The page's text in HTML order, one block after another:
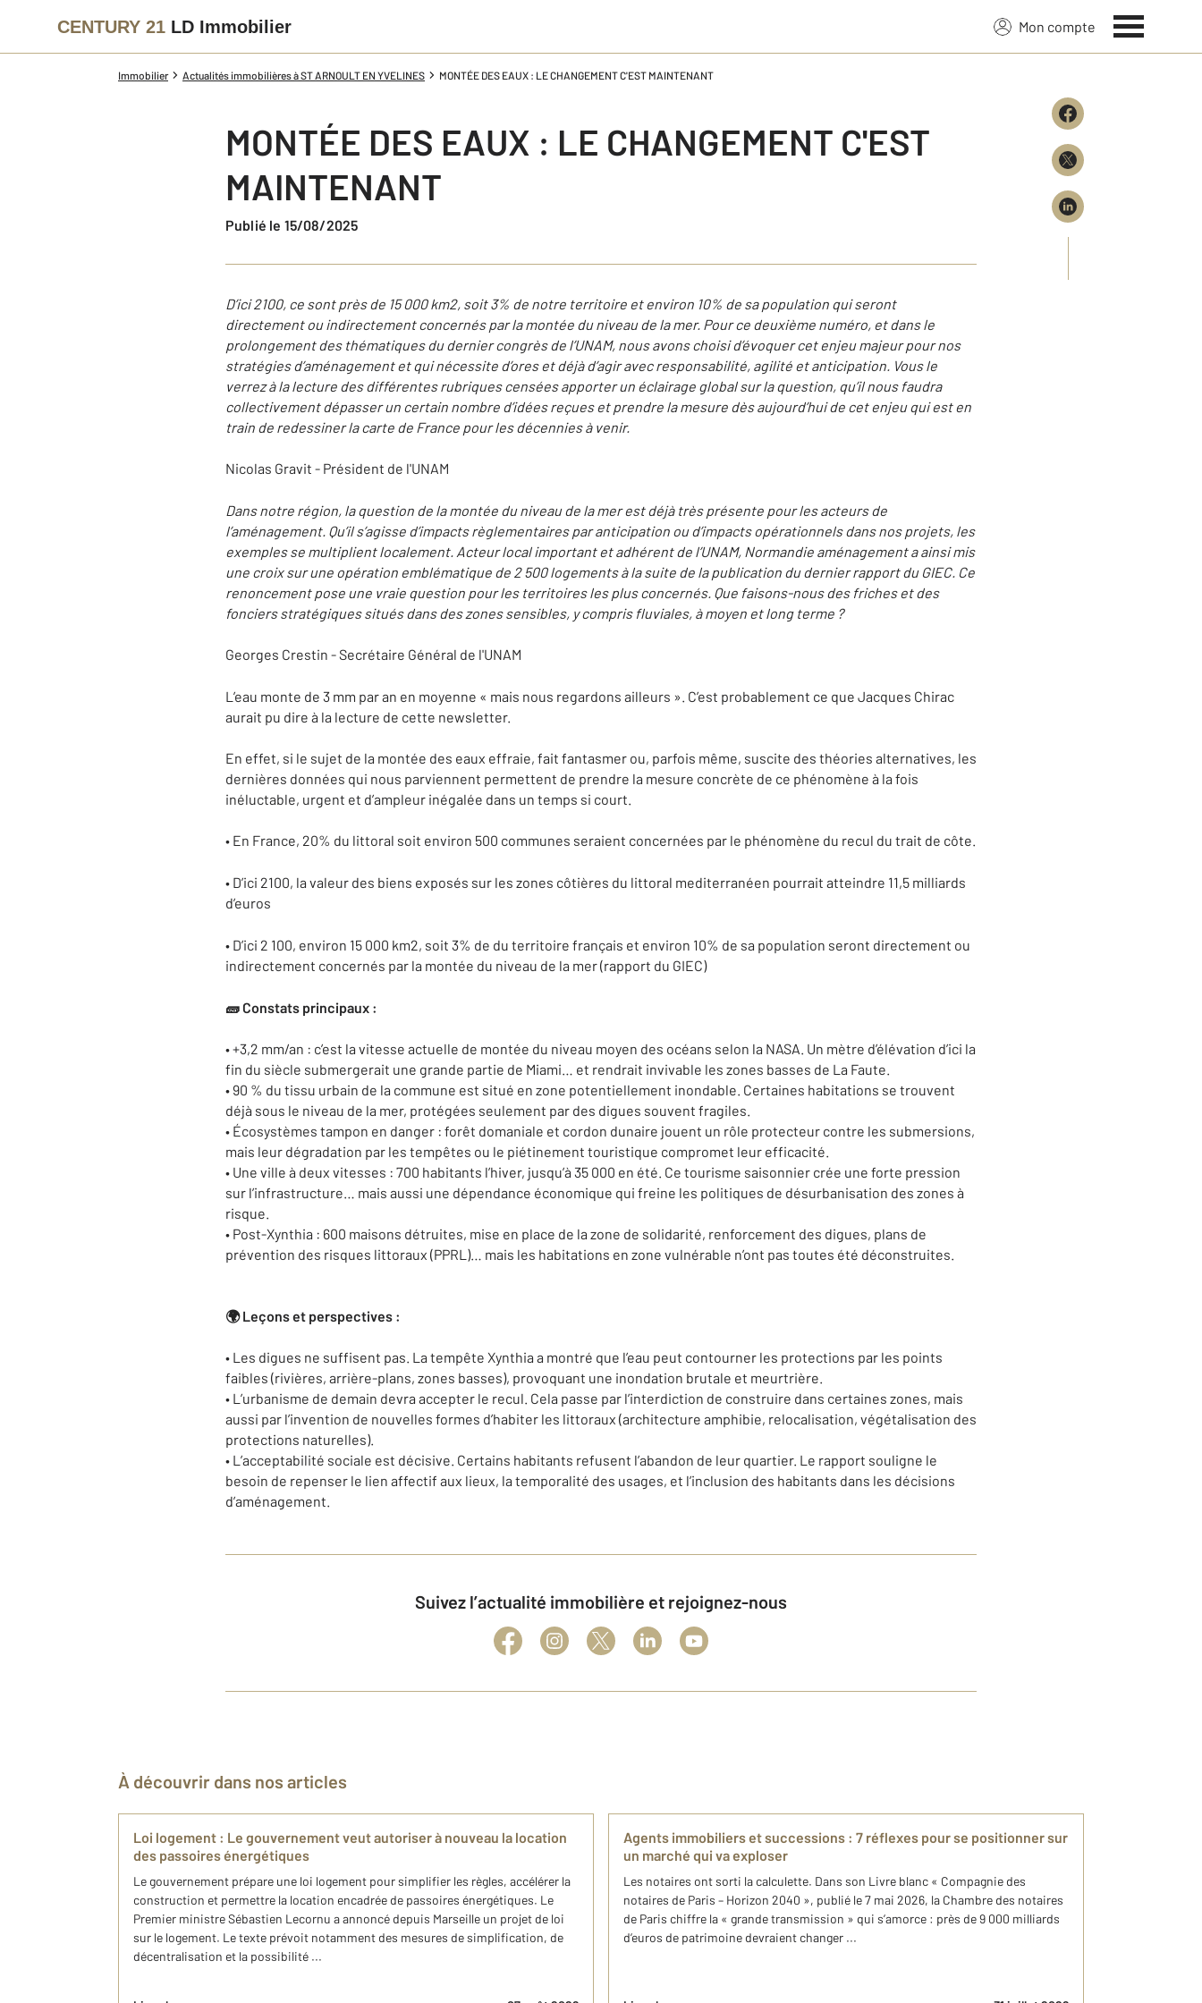
CENTURY 21 LD Immobilier Mon compte
Immobilier Actualités immobilières à ST ARNOULT EN YVELINES MONTÉE DES EAUX : LE CHANGEMENT C'EST MAINTENANT
MONTÉE DES EAUX : LE CHANGEMENT C'EST
MAINTENANT
Publié le 15/08/2025
D’ici 2100, ce sont près de 15 000 km2, soit 3% de notre territoire et environ 10% de sa population qui seront
directement ou indirectement concernés par la montée du niveau de la mer. Pour ce deuxième numéro, et dans le
prolongement des thématiques du dernier congrès de l’UNAM, nous avons choisi d’évoquer cet enjeu majeur pour nos
stratégies d’aménagement et qui nécessite d’ores et déjà d’agir avec responsabilité, agilité et anticipation. Vous le
verrez à la lecture des différentes rubriques censées apporter un éclairage global sur la question, qu’il nous faudra
collectivement dépasser un certain nombre d’idées reçues et prendre la mesure dès aujourd’hui de cet enjeu qui est en
train de redessiner la carte de France pour les décennies à venir.
Nicolas Gravit - Président de l'UNAM
Dans notre région, la question de la montée du niveau de la mer est déjà très présente pour les acteurs de
l’aménagement. Qu’il s’agisse d’impacts règlementaires par anticipation ou d’impacts opérationnels dans nos projets, les
exemples se multiplient localement. Acteur local important et adhérent de l’UNAM, Normandie aménagement a ainsi mis
une croix sur une opération emblématique de 2 500 logements à la suite de la publication du dernier rapport du GIEC. Ce
renoncement pose une vraie question pour les territoires les plus concernés. Que faisons-nous des friches et des
fonciers stratégiques situés dans des zones sensibles, y compris fluviales, à moyen et long terme ?
Georges Crestin - Secrétaire Général de l'UNAM
L’eau monte de 3 mm par an en moyenne « mais nous regardons ailleurs ». C’est probablement ce que Jacques Chirac
aurait pu dire à la lecture de cette newsletter.
En effet, si le sujet de la montée des eaux effraie, fait fantasmer ou, parfois même, suscite des théories alternatives, les
dernières données qui nous parviennent permettent de prendre la mesure concrète de ce phénomène à la fois
inéluctable, urgent et d’ampleur inégalée dans un temps si court.
• En France, 20% du littoral soit environ 500 communes seraient concernées par le phénomène du recul du trait de côte.
• D’ici 2100, la valeur des biens exposés sur les zones côtières du littoral mediterranéen pourrait atteindre 11,5 milliards
d’euros
• D’ici 2 100, environ 15 000 km2, soit 3% de du territoire français et environ 10% de sa population seront directement ou
indirectement concernés par la montée du niveau de la mer (rapport du GIEC)
🧱 Constats principaux :
• +3,2 mm/an : c’est la vitesse actuelle de montée du niveau moyen des océans selon la NASA. Un mètre d’élévation d’ici la
fin du siècle submergerait une grande partie de Miami… et rendrait invivable les zones basses de La Faute.
• 90 % du tissu urbain de la commune est situé en zone potentiellement inondable. Certaines habitations se trouvent
déjà sous le niveau de la mer, protégées seulement par des digues souvent fragiles.
• Écosystèmes tampon en danger : forêt domaniale et cordon dunaire jouent un rôle protecteur contre les submersions,
mais leur dégradation par les tempêtes ou le piétinement touristique compromet leur efficacité.
• Une ville à deux vitesses : 700 habitants l’hiver, jusqu’à 35 000 en été. Ce tourisme saisonnier crée une forte pression
sur l’infrastructure… mais aussi une dépendance économique qui freine les politiques de désurbanisation des zones à
risque.
• Post-Xynthia : 600 maisons détruites, mise en place de la zone de solidarité, renforcement des digues, plans de
prévention des risques littoraux (PPRL)… mais les habitations en zone vulnérable n’ont pas toutes été déconstruites.
🌍 Leçons et perspectives :
• Les digues ne suffisent pas. La tempête Xynthia a montré que l’eau peut contourner les protections par les points
faibles (rivières, arrière-plans, zones basses), provoquant une inondation brutale et meurtrière.
• L’urbanisme de demain devra accepter le recul. Cela passe par l’interdiction de construire dans certaines zones, mais
aussi par l’invention de nouvelles formes d’habiter les littoraux (architecture amphibie, relocalisation, végétalisation des
protections naturelles).
• L’acceptabilité sociale est décisive. Certains habitants refusent l’abandon de leur quartier. Le rapport souligne le
besoin de repenser le lien affectif aux lieux, la temporalité des usages, et l’inclusion des habitants dans les décisions
d’aménagement.
Suivez l’actualité immobilière et rejoignez-nous
À découvrir dans nos articles
Loi logement : Le gouvernement veut autoriser à nouveau la location
des passoires énergétiques
Le gouvernement prépare une loi logement pour simplifier les règles, accélérer la
construction et permettre la location encadrée de passoires énergétiques. Le
Premier ministre Sébastien Lecornu a annoncé depuis Marseille un projet de loi
sur le logement. Le texte prévoit notamment des mesures de simplification, de
décentralisation et la possibilité ...
Agents immobiliers et successions : 7 réflexes pour se positionner sur
un marché qui va exploser
Les notaires ont sorti la calculette. Dans son Livre blanc « Compagnie des
notaires de Paris – Horizon 2040 », publié le 7 mai 2026, la Chambre des notaires
de Paris chiffre la « grande transmission » qui s’amorce : près de 9 000 milliards
d’euros de patrimoine devraient changer ...